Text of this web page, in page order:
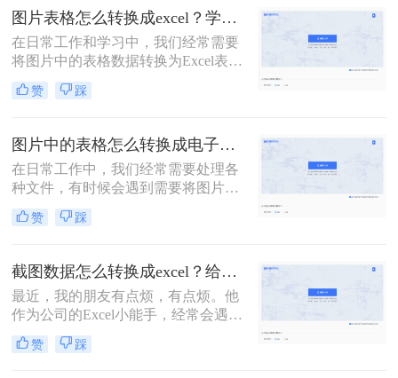
介绍几种常见的将图片中的表格转换
为Excel表格的方法。
图片表格怎么转换成excel？学会这3种方法轻松转换！
在日常工作和学习中，我们经常需要
将图片中的表格数据转换为Excel表
格，以便进行进一步的数据处理和分
析。那么图片表格怎么转换成Excel
成Excel的方法。
赞 踩
图片中的表格怎么转换成电子表格？教你3种转换方法！
在日常工作中，我们经常需要处理各
种文件，有时候会遇到需要将图片中
的表格数据转换为电子表格（如
Excel）的情况。这可能是为了便于数
运的是，随着技术的发展，已经有多
种方法可以实现这一需求。那么图片
中的表格怎么转换成电子表格呢？本
文将介绍三种将图片中的表格转换成
电子表格的方法，每种方法都有其特
点和适用场景。
赞 踩
截图数据怎么转换成excel？给你分享这二个方法！
最近，我的朋友有点烦，有点烦。他
作为公司的Excel小能手，经常会遇到
同事发Excel表过来咨询的情况。他们
的口头禅通常都是：“大神，大神，
赞 踩